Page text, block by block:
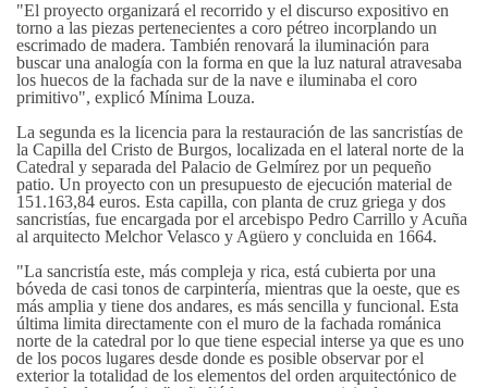
"El proyecto organizará el recorrido y el discurso expositivo en
torno a las piezas pertenecientes a coro pétreo incorplando un
escrimado de madera. También renovará la iluminación para
buscar una analogía con la forma en que la luz natural atravesaba
los huecos de la fachada sur de la nave e iluminaba el coro
primitivo", explicó Mínima Louza.
La segunda es la licencia para la restauración de las sancristías de
la Capilla del Cristo de Burgos, localizada en el lateral norte de la
Catedral y separada del Palacio de Gelmírez por un pequeño
patio. Un proyecto con un presupuesto de ejecución material de
151.163,84 euros. Esta capilla, con planta de cruz griega y dos
sancristías, fue encargada por el arcebispo Pedro Carrillo y Acuña
al arquitecto Melchor Velasco y Agüero y concluida en 1664.
"La sancristía este, más compleja y rica, está cubierta por una
bóveda de casi tonos de carpintería, mientras que la oeste, que es
más amplia y tiene dos andares, es más sencilla y funcional. Esta
última limita directamente con el muro de la fachada románica
norte de la catedral por lo que tiene especial interse ya que es uno
de los pocos lugares desde donde es posible observar por el
exterior la totalidad de los elementos del orden arquitectónico de